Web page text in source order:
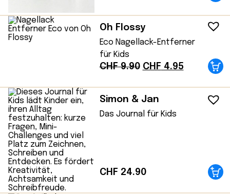
Oh Flossy
Eco Nagellack-Entferner
für Kids
CHF9.90 Ursprünglicher
CHF 9.90
CHF 4.95Aktueller
CHF 4.95.
Simon & Jan
Das Journal für Kids
CHF 24.90